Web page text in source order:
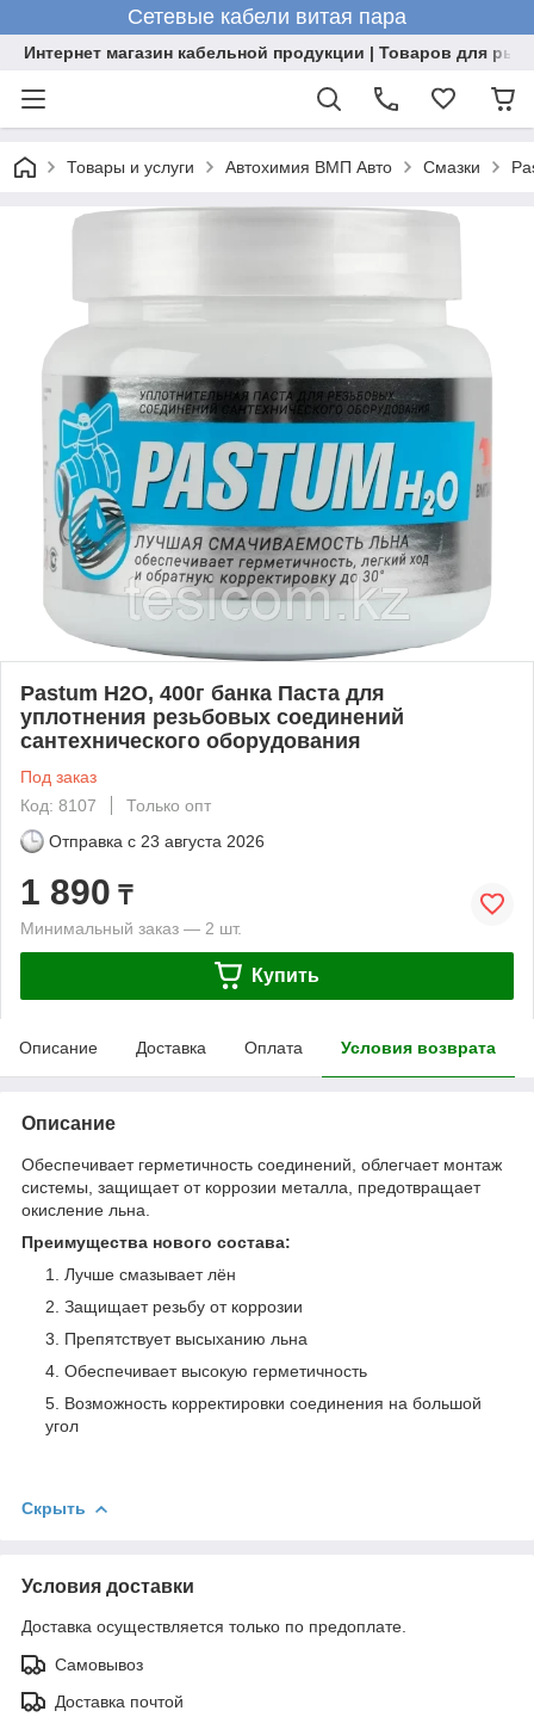
Сетевые кабели витая пара
Интернет магазин кабельной продукции | Товаров для
Товары и услуги Автохимия ВМП Авто Смазки
Pastum H2O, 400г банка Паста для
уплотнения резьбовых соединений
сантехнического оборудования
Под заказ
Код: 8107
Только опт
Отправка с 23 августа 2026
1 890 ₸
Минимальный заказ — 2 шт.
Купить
Описание Доставка Оплата Условия возврата
Описание
Обеспечивает герметичность соединений, облегчает монтаж
системы, защищает от коррозии металла, предотвращает
окисление льна.
Преимущества нового состава:
Лучше смазывает лён
Защищает резьбу от коррозии
Препятствует высыханию льна
Обеспечивает высокую герметичность
Возможность корректировки соединения на большой
угол
Скрыть
Условия доставки
Доставка осуществляется только по предоплате.
Самовывоз
Доставка почтой